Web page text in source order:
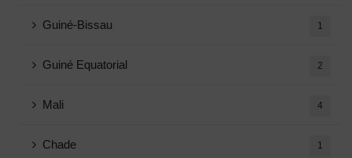
Guiné-Bissau 1
Guiné Equatorial 2
Mali 4
Chade 1